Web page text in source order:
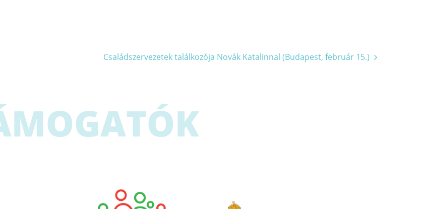
Családszervezetek találkozója Novák Katalinnal (Budapest, február 15.)